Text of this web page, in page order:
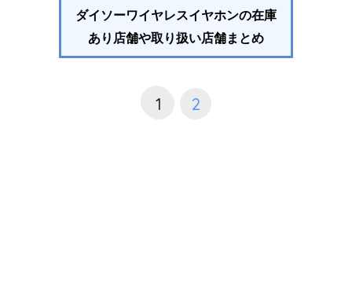
ダイソーワイヤレスイヤホンの在庫
あり店舗や取り扱い店舗まとめ
1 2